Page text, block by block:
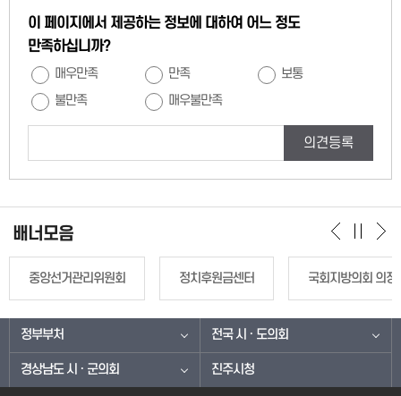
이 페이지에서 제공하는 정보에 대하여 어느 정도
만족하십니까?
매우만족 만족
보통
불만족
매우불만족
의견등록
배너모음
중앙선거관리위원회 정치후원금센터 국회지방의회 의정
정부부처 전국 시 · 도의회
경상남도 시 · 군의회 진주시청